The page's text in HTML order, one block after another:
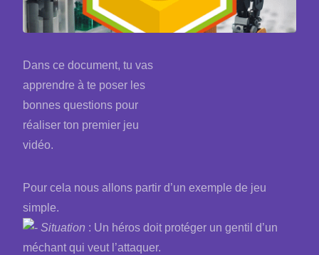
Dans ce document, tu vas
apprendre à te poser les
bonnes questions pour
réaliser ton premier jeu
vidéo.
Pour cela nous allons partir d’un exemple de jeu
simple.
Situation : Un héros doit protéger un gentil d’un
méchant qui veut l’attaquer.